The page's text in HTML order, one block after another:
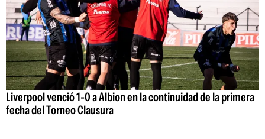
Liverpool venció 1-0 a Albion en la continuidad de la primera
fecha del Torneo Clausura